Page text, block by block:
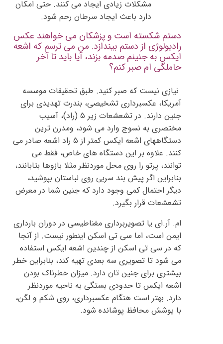
مشکلات زیادی ایجاد می کنند. حتی امکان
دارد باعث ایجاد سرطان رحم شود.
دستم شکسته است و پزشکان می خواهند عکس
رادیولوژی از دستم بیندازد. من می ترسم که اشعه
ایکس به جنینم صدمه بزند، آیا باید تا آخر
حاملگی ام صبر کنم؟
نیازی نیست که صبر کنید. طبق تحقیقات موسسه
آمریکا، عکسبرداری تشخیصی، بندرت تهدیدی برای
جنین دارند. در تشعشعات زیر ۵ (راد)، آسیب
مختصری به نسوج وارد می شود، ومدرن ترین
دستگاههای اشعه ایکس کمتر از ۵ راد اشعه صادر می
کنند. علاوه بر این دستگاه های خاص، فقط می
توانند، پرتو را روی محل موردنظر مثلا بازوها بتابانند،
بنابراین اگر پیش بند سربی روی لباستان بپوشید،
دیگر احتمال کمی وجود دارد که جنین شما در معرض
تشعشعات قرار بگیرد.
ام. آر.ای یا تصویربرداری مغناطیسی در دوران بارداری
ایمن است، اما سی تی اسکن اینطور نیست. از آنجا
که در سی تی اسکن از چندین اشعه ایکس استفاده
می شود تا تصویری سه بعدی تهیه کند، بنابراین خطر
بیشتری برای جنین تان دارد. میزان خطرناک بودن
اشعه ایکس تا حدودی بستگی به ناحیه موردنظر
دارد. بهتر است هنگام عکسبرداری، روی شکم و لگن،
با پوشش محافظ پوشانده شود.